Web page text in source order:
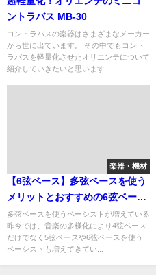
ントラバス MB-30
コントラバスの楽器はさまざまなメーカー
から世に出ています。 その中でもコント
ラバスを軽量化させたオリエンテについて
紹介していきたいと思います...
楽器・機材
【6弦ベース】多弦ベースを使う
メリットとおすすめの6弦ベース
を厳選して紹介
多弦ベースを使うベーシストが増えている
昨今では、音楽の多様化により4弦ベース
だけでなく5弦ベースや6弦ベースを使う
ベーシストも増えてきてい...